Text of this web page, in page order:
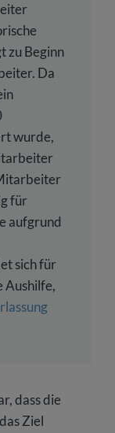
zu Beginn
Da
wurde,
für
aufgrund
sich für
Aushilfe,
dass die
Ziel